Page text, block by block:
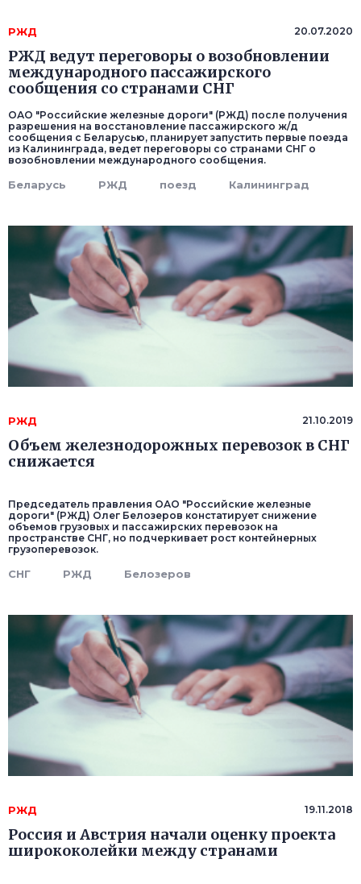
РЖД 20.07.2020
РЖД ведут переговоры о возобновлении
международного пассажирского
сообщения со странами СНГ
ОАО "Российские железные дороги" (РЖД) после получения
разрешения на восстановление пассажирского ж/д
сообщения с Беларусью, планирует запустить первые поезда
из Калининграда, ведет переговоры со странами СНГ о
возобновлении международного сообщения.
Беларусь РЖД поезд Калининград
РЖД 21.10.2019
Объем железнодорожных перевозок в СНГ
снижается
Председатель правления ОАО "Российские железные
дороги" (РЖД) Олег Белозеров констатирует снижение
объемов грузовых и пассажирских перевозок на
пространстве СНГ, но подчеркивает рост контейнерных
грузоперевозок.
СНГ РЖД Белозеров
РЖД 19.11.2018
Россия и Австрия начали оценку проекта
ширококолейки между странами